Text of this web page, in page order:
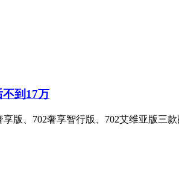
到17万
版、702奢享智行版、702艾维亚版三